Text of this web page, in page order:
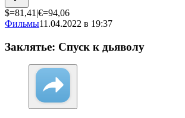
$=81,41 |€=94,06
Фильмы11.04.2022 в 19:37
Заклятье: Спуск к дьяволу